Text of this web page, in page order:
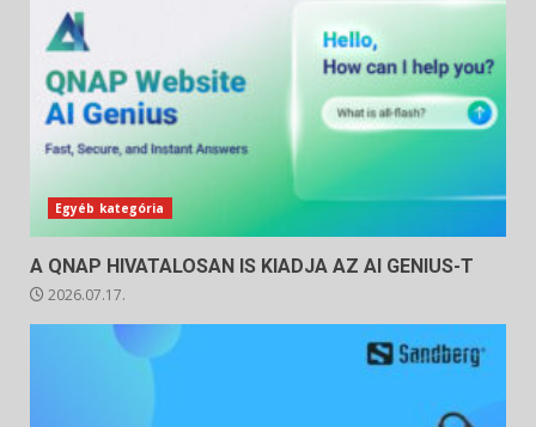
Egyéb kategória
A QNAP HIVATALOSAN IS KIADJA AZ AI GENIUS-T
2026.07.17.